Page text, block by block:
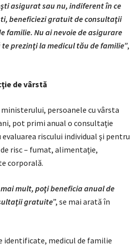
asigurat sau nu, indiferent în ce
beneficiezi gratuit de consultaţii
familie. Nu ai nevoie de asigurare
prezinţi la medicul tău de familie”,
de vârstă
persoanele cu vârsta
pot primi anual o consultaţie
riscului individual şi pentru
risc – fumat, alimentaţie,
corporală.
mult, poţi beneficia anual de
gratuite”, se mai arată în
identificate, medicul de familie